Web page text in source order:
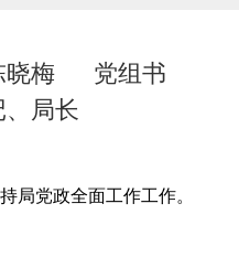
晓梅
党组书
局长
局党政全面工作工作。